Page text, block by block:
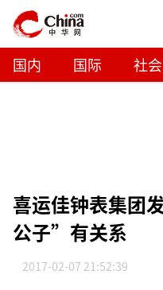
国内 国际 社会
喜运佳钟表集团
公子”有关系
2017-02-07 21:52:39